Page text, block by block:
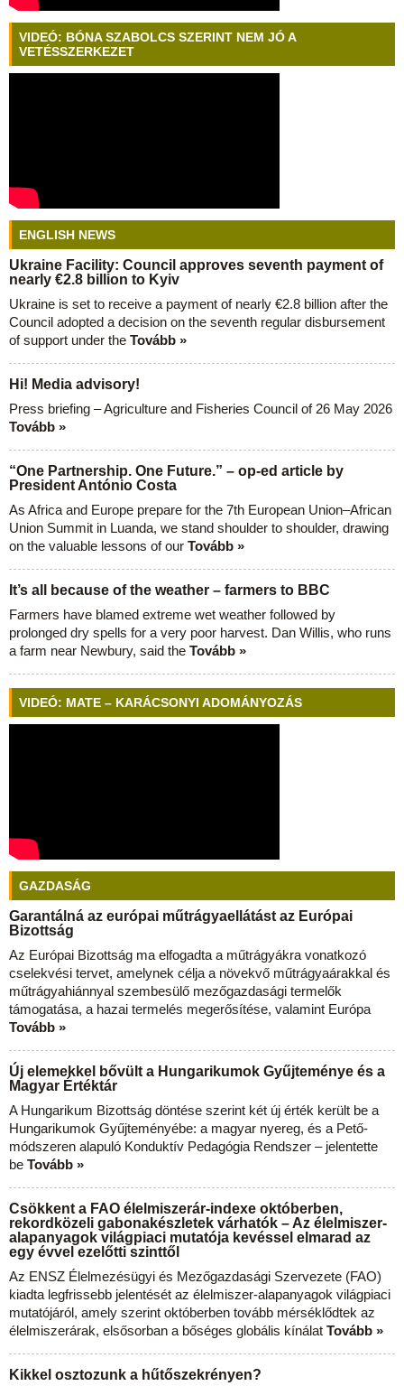
VIDEÓ: BÓNA SZABOLCS SZERINT NEM JÓ A
VETÉSSZERKEZET
ENGLISH NEWS
Ukraine Facility: Council approves seventh payment of
nearly €2.8 billion to Kyiv
Ukraine is set to receive a payment of nearly €2.8 billion after the
Council adopted a decision on the seventh regular disbursement
of support under the Tovább »
Hi! Media advisory!
Press briefing – Agriculture and Fisheries Council of 26 May 2026
Tovább »
“One Partnership. One Future.” – op-ed article by
President António Costa
As Africa and Europe prepare for the 7th European Union–African
Union Summit in Luanda, we stand shoulder to shoulder, drawing
on the valuable lessons of our Tovább »
It’s all because of the weather – farmers to BBC
Farmers have blamed extreme wet weather followed by
prolonged dry spells for a very poor harvest. Dan Willis, who runs
a farm near Newbury, said the Tovább »
VIDEÓ: MATE – KARÁCSONYI ADOMÁNYOZÁS
GAZDASÁG
Garantálná az európai műtrágyaellátást az Európai
Bizottság
Az Európai Bizottság ma elfogadta a műtrágyákra vonatkozó
cselekvési tervet, amelynek célja a növekvő műtrágyaárakkal és
műtrágyahiánnyal szembesülő mezőgazdasági termelők
támogatása, a hazai termelés megerősítése, valamint Európa
Tovább »
Új elemekkel bővült a Hungarikumok Gyűjteménye és a
Magyar Értéktár
A Hungarikum Bizottság döntése szerint két új érték került be a
Hungarikumok Gyűjteményébe: a magyar nyereg, és a Pető-
módszeren alapuló Konduktív Pedagógia Rendszer – jelentette
be Tovább »
Csökkent a FAO élelmiszerár-indexe októberben,
rekordközeli gabonakészletek várhatók – Az élelmiszer-
alapanyagok világpiaci mutatója kevéssel elmarad az
egy évvel ezelőtti szinttől
Az ENSZ Élelmezésügyi és Mezőgazdasági Szervezete (FAO)
kiadta legfrissebb jelentését az élelmiszer-alapanyagok világpiaci
mutatójáról, amely szerint októberben tovább mérséklődtek az
élelmiszerárak, elsősorban a bőséges globális kínálat Tovább »
Kikkel osztozunk a hűtőszekrényen?